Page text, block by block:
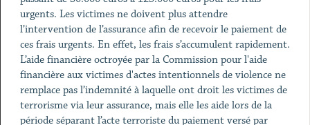
urgents. Les victimes ne doivent plus attendre
l’intervention de l’assurance afin de recevoir le paiement de
ces frais urgents. En effet, les frais s’accumulent rapidement.
L’aide financière octroyée par la Commission pour l'aide
financière aux victimes d'actes intentionnels de violence ne
remplace pas l’indemnité à laquelle ont droit les victimes de
terrorisme via leur assurance, mais elle les aide lors de la
période séparant l’acte terroriste du paiement versé par